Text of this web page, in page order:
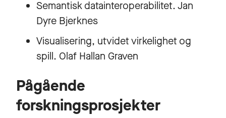
Semantisk datainteroperabilitet. Jan
Dyre Bjerknes
Visualisering, utvidet virkelighet og
spill. Olaf Hallan Graven
Pågående
forskningsprosjekter